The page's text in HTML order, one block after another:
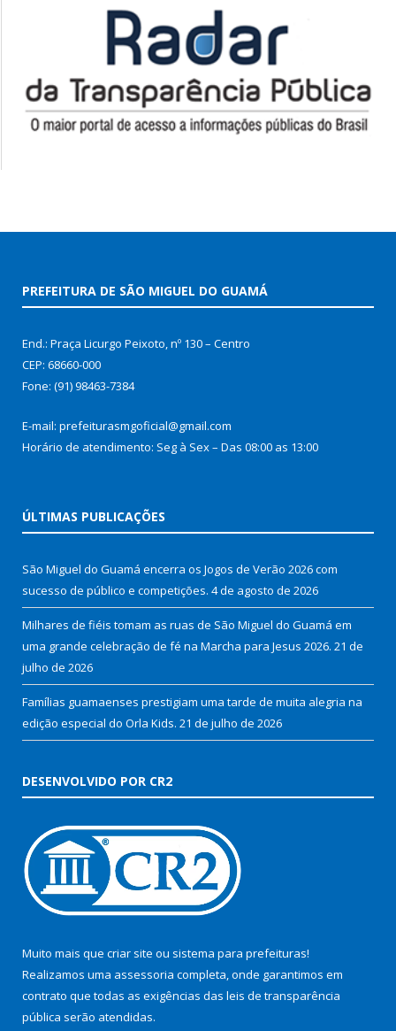
PREFEITURA DE SÃO MIGUEL DO GUAMÁ
End.: Praça Licurgo Peixoto, nº 130 – Centro
CEP: 68660-000
Fone: (91) 98463-7384
E-mail: prefeiturasmgoficial@gmail.com
Horário de atendimento: Seg à Sex – Das 08:00 as 13:00
ÚLTIMAS PUBLICAÇÕES
São Miguel do Guamá encerra os Jogos de Verão 2026 com
sucesso de público e competições. 4 de agosto de 2026
Milhares de fiéis tomam as ruas de São Miguel do Guamá em
uma grande celebração de fé na Marcha para Jesus 2026. 21 de
julho de 2026
Famílias guamaenses prestigiam uma tarde de muita alegria na
edição especial do Orla Kids. 21 de julho de 2026
DESENVOLVIDO POR CR2
Muito mais que criar site ou sistema para prefeituras!
Realizamos uma assessoria completa, onde garantimos em
contrato que todas as exigências das leis de transparência
pública serão atendidas.